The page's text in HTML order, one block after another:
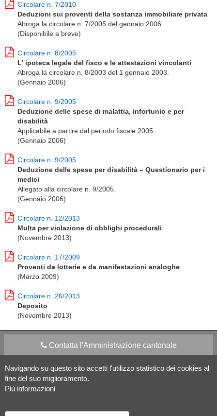
Navigando su questo sito accetti l'utilizzo statistico dei cookies al
fine del suo miglioramento.
Più informazioni
Circolare n. 7/2010
Deduzioni sui proventi della sostanza immobiliare privata
Abroga la circolare n. 7/2005 del gennaio 2006.
(Disponibile a breve)
Circolare n. 8/2005
L' ipoteca legale del fisco e le attestazioni vincolanti
Abroga la circolare n. 8/2003 del 1 gennaio 2003.
(Gennaio 2006)
Circolare n. 9/2005
Deduzione delle spese di malattia, infortunio e per
disabilità
Applicabile a partire dal periodo fiscale 2005.
(Gennaio 2006)
Circolare n. 9/2005
Deduzione delle spese per disabilità – Questionario per i
medici
Allegato alla circolare n. 9/2005.
(Gennaio 2006)
Circolare n. 12/2013
Multa per violazione di obblighi procedurali
(Novembre 2013)
Circolare n. 17/2009
Proventi da lotterie e da manifestazioni analoghe
(Marzo 2009)
Circolare n. 26/2013
Deposito
(Novembre 2013)
Contatta l'Amministrazione cantonale
Apps Mobile Social media